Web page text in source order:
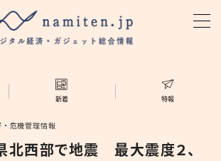
新着 特報
・危機管理情報
北西部で地震 最大震度２、